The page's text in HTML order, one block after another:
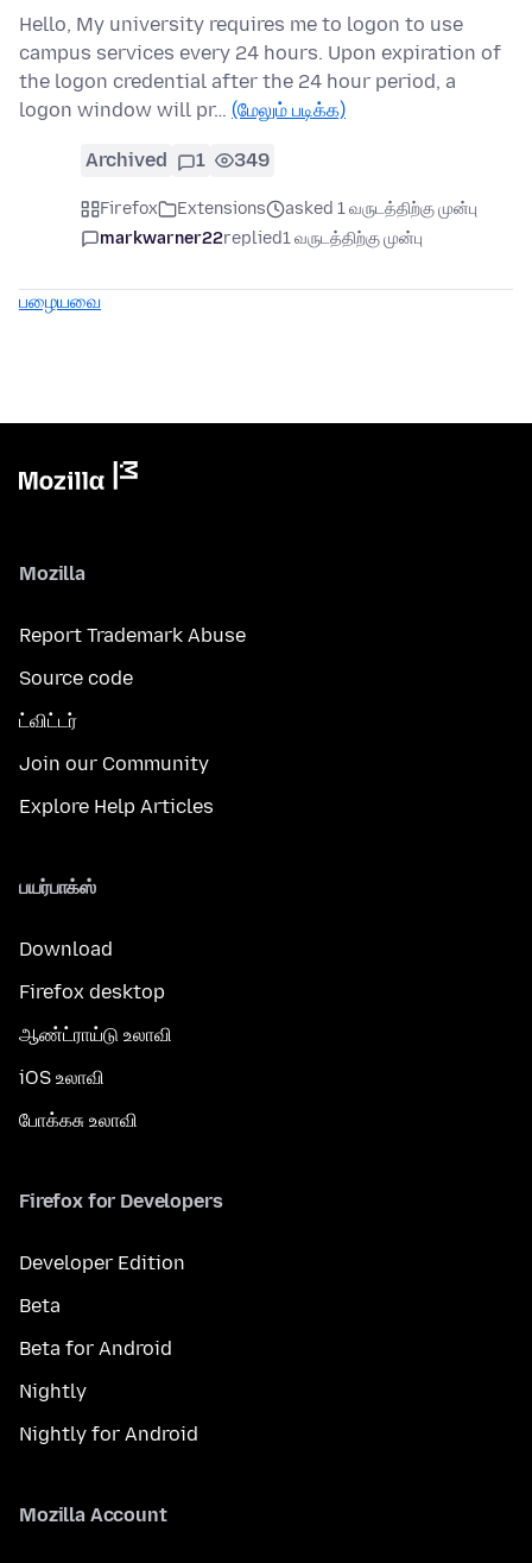
Hello, My university requires me to logon to use
campus services every 24 hours. Upon expiration of
the logon credential after the 24 hour period, a
logon window will pr… (மேலும் படிக்க)
Archived 1 349
Firefox Extensions
asked 1 வருடத்திற்கு முன்பு
markwarner22replied1 வருடத்திற்கு முன்பு
பழையவை
Mozilla
Report Trademark Abuse
Source code
ட்விட்டர்
Join our Community
Explore Help Articles
பயர்பாக்ஸ்
Download
Firefox desktop
ஆண்ட்ராய்டு உலாவி
iOS உலாவி
போக்கசு உலாவி
Firefox for Developers
Developer Edition
Beta
Beta for Android
Nightly
Nightly for Android
Mozilla Account